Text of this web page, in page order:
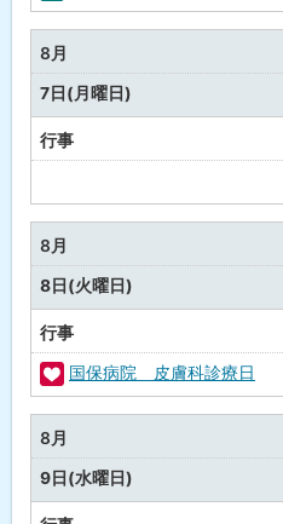
町
の
行
事
8月
7日(月曜日)
行事
定
な
し
8月
8日(火曜日)
行事
福
祉
・
健
康
国保病院 皮膚科診療日
8月
9日(水曜日)